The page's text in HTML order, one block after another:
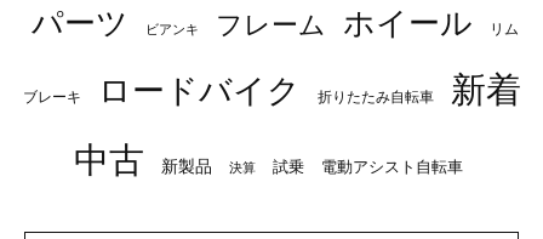
パーツ ビアンキ フレーム ホイール リム
ブレーキ ロードバイク 折りたたみ自転車
新着
中古
新製品 決算 試乗 電動アシスト自転車